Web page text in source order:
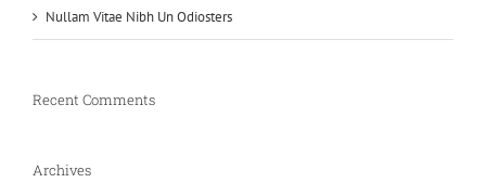
Nullam Vitae Nibh Un Odiosters
Recent Comments
Archives